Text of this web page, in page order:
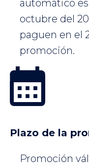
automático
octubre del
paguen en el
promoción.
Plazo de la
Promoción